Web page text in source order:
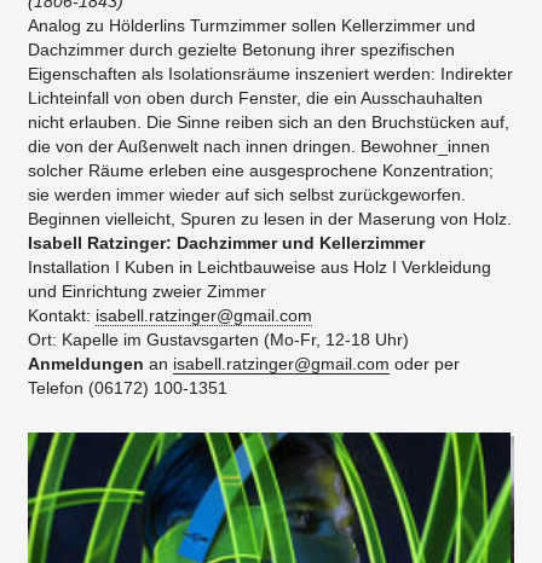
Analog zu Hölderlins Turmzimmer sollen Kellerzimmer und
Dachzimmer durch gezielte Betonung ihrer spezifischen
Eigenschaften als Isolationsräume inszeniert werden: Indirekter
Lichteinfall von oben durch Fenster, die ein Ausschauhalten
nicht erlauben. Die Sinne reiben sich an den Bruchstücken auf,
die von der Außenwelt nach innen dringen. Bewohner_innen
solcher Räume erleben eine ausgesprochene Konzentration;
sie werden immer wieder auf sich selbst zurückgeworfen.
Beginnen vielleicht, Spuren zu lesen in der Maserung von Holz.
Isabell Ratzinger: Dachzimmer und Kellerzimmer
Installation I Kuben in Leichtbauweise aus Holz I Verkleidung
und Einrichtung zweier Zimmer
Kontakt: isabell.ratzinger@gmail.com
​Ort: Kapelle im Gustavsgarten (Mo-Fr, 12-18 Uhr)
Anmeldungen an isabell.ratzinger@gmail.com oder per
Telefon (06172) 100-1351